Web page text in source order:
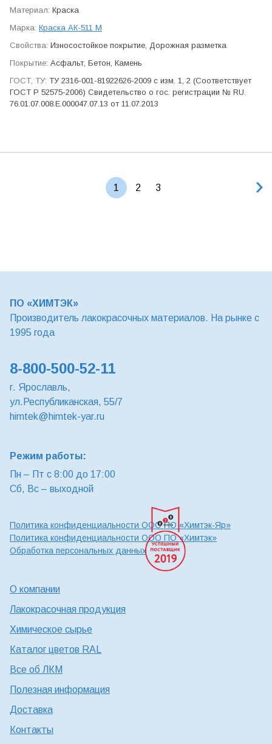
Краска
Краска АК-511 М
Износо­стойкое покрытие, Дорожная разметка
Асфальт, Бетон, Камень
ТУ 2316-001-81922626-2009 с изм. 1, 2 (Соответствует
ГОСТ Р 52575-2006) Свидетельство о гос. регистрации № RU.
76.01.07.008.Е.000047.07.13 от 11.07.2013
1 2 3
ПО «ХИМТЭК»
Производитель лакокрасочных материалов. На рынке с
1995 года
8-800-500-52-11
г. Ярославль,
ул.Республиканская, 55/7
himtek@himtek-yar.ru
Режим работы:
Пн – Пт с 8:00 до 17:00
Сб, Вс – выходной
Политика конфиденциальности ООО ПО «Химтэк-Яр»
Политика конфиденциальности ООО ПО «Химтэк»
Обработка персональных данных
О компании
Лакокрасочная продукция
Химическое сырье
Каталог цветов RAL
Все об ЛКМ
Полезная информация
Доставка
Контакты